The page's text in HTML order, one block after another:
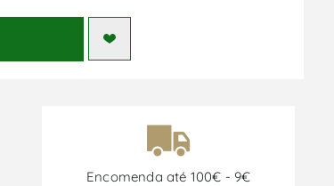
Encomenda até 100€ - 9€